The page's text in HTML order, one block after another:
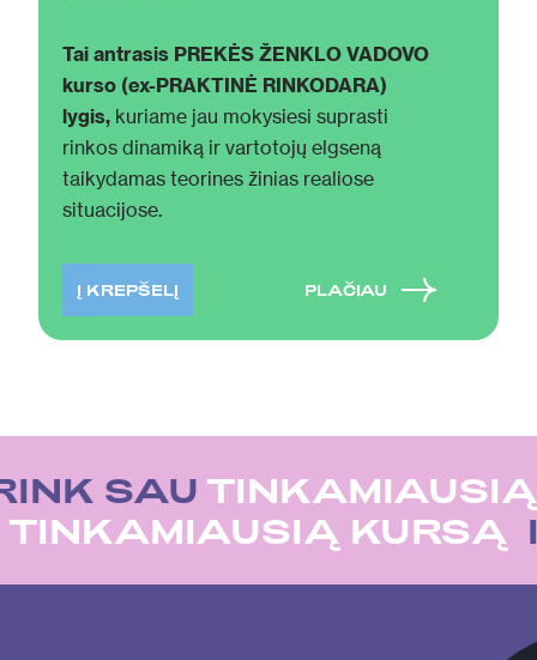
Tai antrasis PREKĖS ŽENKLO VADOVO
kurso (ex-PRAKTINĖ RINKODARA)
lygis, kuriame jau mokysiesi suprasti
rinkos dinamiką ir vartotojų elgseną
taikydamas teorines žinias realiose
situacijose.
Į KREPŠELĮ PLAČIAU
SAUTINKAMIAUSIĄ
TINKAMIAUSIĄ KURSĄ